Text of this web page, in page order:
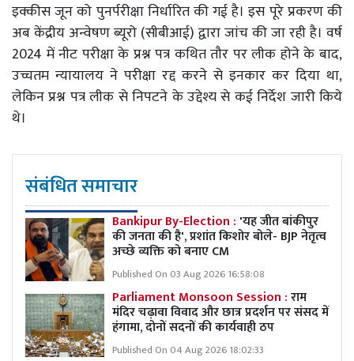
इक्कीस जून को पुनर्परीक्षा निर्धारित की गई है। इस पूरे प्रकरण की
अब केंद्रीय अन्वेषण ब्यूरो (सीबीआई) द्वारा जांच की जा रही है। वर्ष
2024 में नीट परीक्षा के प्रश्न पत्र कथित तौर पर लीक होने के बाद,
उच्चतम न्यायालय ने परीक्षा रद्द करने से इनकार कर दिया था,
लेकिन प्रश्न पत्र लीक से निपटने के उद्देश्य से कई निर्देश जारी किये
थे।
संबंधित समाचार
Bankipur By-Election : 'यह जीत बांकीपुर
की जनता की है', प्रशांत किशोर बोले- BJP नेतृत्व
अच्छे व्यक्ति को बनाए CM
Published On 03 Aug 2026 16:58:08
Parliament Monsoon Session :राम
मंदिर चढ़ावा विवाद और छात्र प्रदर्शन पर संसद में
हंगामा, दोनों सदनों की कार्यवाही ठप
Published On 04 Aug 2026 18:02:33